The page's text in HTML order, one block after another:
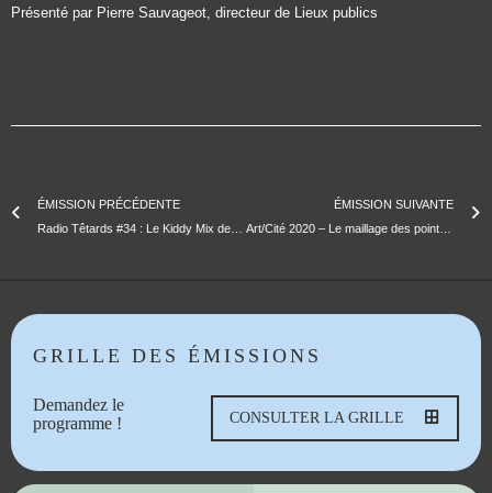
Présenté par Pierre Sauvageot, directeur de Lieux publics
ÉMISSION PRÉCÉDENTE
ÉMISSION SUIVANTE
Art/Cité 2020 – Le maillage des points d’appui, l’existant et le souhaitable
GRILLE DES ÉMISSIONS
Demandez le
programme !
CONSULTER LA GRILLE